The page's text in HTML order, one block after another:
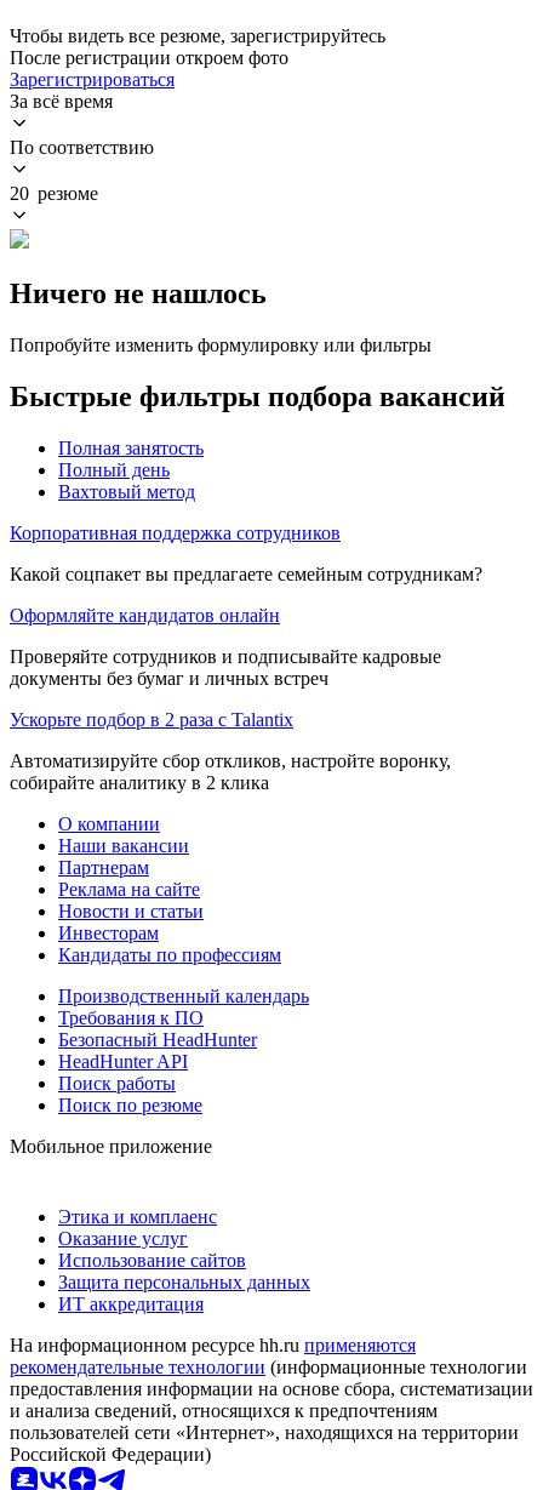
Чтобы видеть все резюме, зарегистрируйтесь
После регистрации откроем фото
Зарегистрироваться
За всё время
По соответствию
20 резюме
Ничего не нашлось
Попробуйте изменить формулировку или фильтры
Быстрые фильтры подбора вакансий
Полная занятость
Полный день
Вахтовый метод
Корпоративная поддержка сотрудников
Какой соцпакет вы предлагаете семейным сотрудникам?
Оформляйте кандидатов онлайн
Проверяйте сотрудников и подписывайте кадровые
документы без бумаг и личных встреч
Ускорьте подбор в 2 раза с Talantix
Автоматизируйте сбор откликов, настройте воронку,
собирайте аналитику в 2 клика
О компании
Наши вакансии
Партнерам
Реклама на сайте
Новости и статьи
Инвесторам
Кандидаты по профессиям
Производственный календарь
Требования к ПО
Безопасный HeadHunter
HeadHunter API
Поиск работы
Поиск по резюме
Мобильное приложение
Этика и комплаенс
Оказание услуг
Использование сайтов
Защита персональных данных
ИТ аккредитация
На информационном ресурсе hh.ru применяются
рекомендательные технологии (информационные технологии
предоставления информации на основе сбора, систематизации
и анализа сведений, относящихся к предпочтениям
пользователей сети «Интернет», находящихся на территории
Российской Федерации)